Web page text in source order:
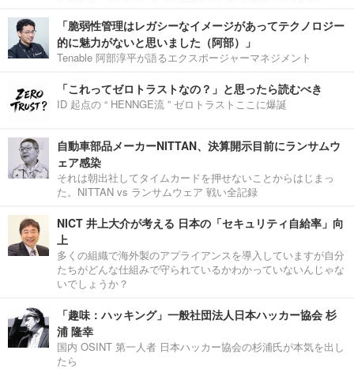
「脆弱性管理はレガシーなイメージがあってテクノロジー
的に魅力がないと思いました（阿部）」
Tenable 阿部淳平が語るエクスポージャーマネジメント
「これってゼロトラストなの？」と思ったら読むべき
ID 起点の “ HENNGE流 ” ゼロトラストここに爆誕
自動車部品メーカーNITTAN、決算開示目前にランサムウ
ェア感染
それは朝出社してタイムカードを押せないことからはじまっ
た。NITTAN vs ランサムウェア 戦い全記録
NICT 井上大介が考える 日本の「セキュリティ自給率」向
上
多くの組織で海外製のアプライアンスを導入していますが自分
たちがどんな仕組みで守られているかわかっていないんじゃな
いでしょうか？
「趣味：ハッキング」一般社団法人日本ハッカー協会 杉
浦 隆幸
国内 OSINT 第一人者 日本ハッカー協会の杉浦氏が本気を出し
たら